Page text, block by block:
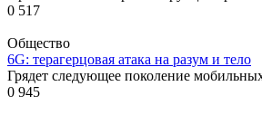
0 517
Общество
6G: терагерцовая атака на разум и тело
Грядет следующее поколение
0 945